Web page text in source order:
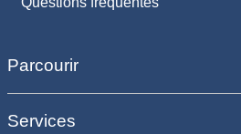
Parcourir
Services